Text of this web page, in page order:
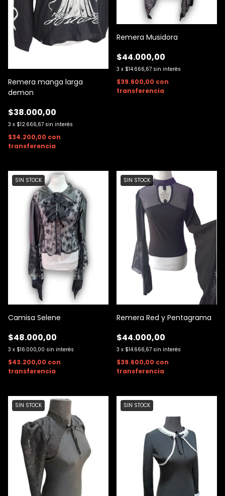
Remera manga larga
demon
$38.000,00
3 x $12.666,67 sin interés
$34.200,00 con
transferencia
Remera Musidora
$44.000,00
3 x $14.666,67 sin interés
$39.600,00 con
transferencia
SIN STOCK
Camisa Selene
$48.000,00
3 x $16.000,00 sin interés
$43.200,00 con
transferencia
SIN STOCK
Remera Red y Pentagrama
$44.000,00
3 x $14.666,67 sin interés
$39.600,00 con
transferencia
SIN STOCK SIN STOCK